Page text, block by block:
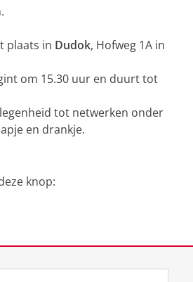
plaats in Dudok, Hofweg 1A in
om 15.30 uur en duurt tot
tot netwerken onder
en drankje.
knop: